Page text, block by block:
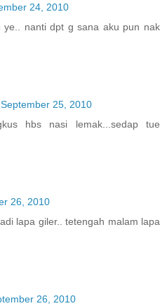
24, 2010
ye.. nanti dpt g sana aku pun nak
25, 2010
hbs nasi lemak...sedap tue
26, 2010
lapa giler.. tetengah malam lapa
26, 2010